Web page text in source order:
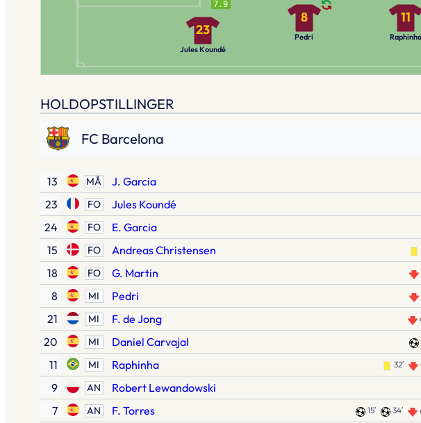
7.9
23
Jules Koundé
8
Pedri
11
Raphinha
HOLDOPSTILLINGER
FC Barcelona
13 MÅ J. Garcia
23 FO Jules Koundé
24 FO E. Garcia
15 FO Andreas Christensen
18 FO G. Martin
8 MI Pedri
21 MI F. de Jong
20 MI Daniel Carvajal
11 MI Raphinha 32′
9 AN Robert Lewandowski
7 AN F. Torres 15′ 34′